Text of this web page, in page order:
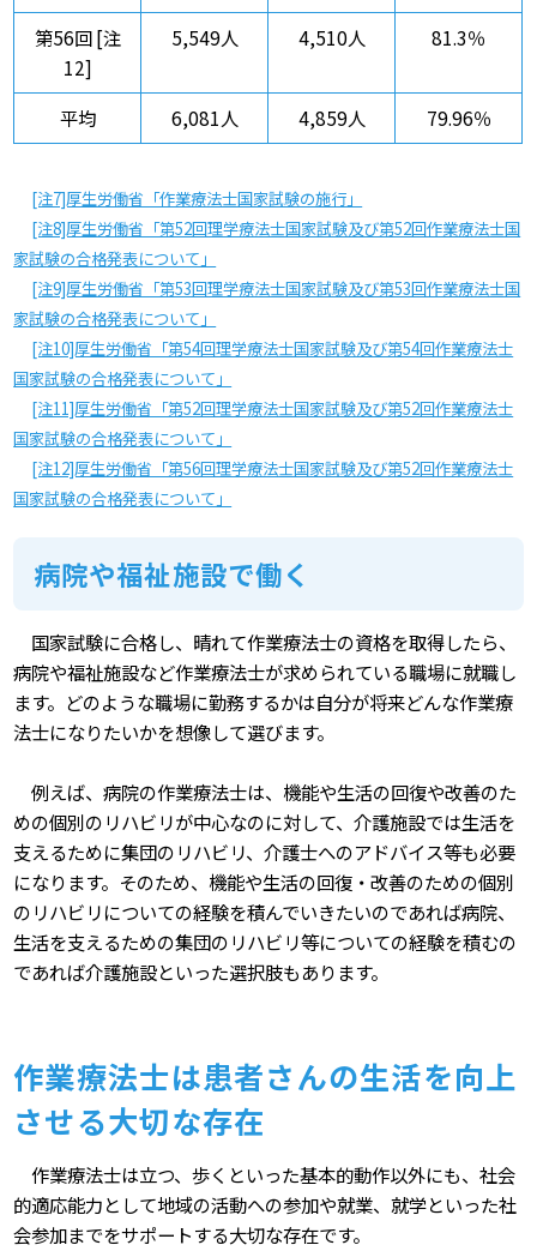
第56回 [注
12]
5,549人 4,510人 81.3％
平均 6,081人 4,859人 79.96％
[注7]厚生労働省「作業療法士国家試験の施行」
[注8]厚生労働省「第52回理学療法士国家試験及び第52回作業療法士国
家試験の合格発表について」
[注9]厚生労働省「第53回理学療法士国家試験及び第53回作業療法士国
家試験の合格発表について」
[注10]厚生労働省「第54回理学療法士国家試験及び第54回作業療法士
国家試験の合格発表について」
[注11]厚生労働省「第52回理学療法士国家試験及び第52回作業療法士
国家試験の合格発表について」
[注12]厚生労働省「第56回理学療法士国家試験及び第52回作業療法士
国家試験の合格発表について」
病院や福祉施設で働く
国家試験に合格し、晴れて作業療法士の資格を取得したら、
病院や福祉施設など作業療法士が求められている職場に就職し
ます。どのような職場に勤務するかは自分が将来どんな作業療
法士になりたいかを想像して選びます。
例えば、病院の作業療法士は、機能や生活の回復や改善のた
めの個別のリハビリが中心なのに対して、介護施設では生活を
支えるために集団のリハビリ、介護士へのアドバイス等も必要
になります。そのため、機能や生活の回復・改善のための個別
のリハビリについての経験を積んでいきたいのであれば病院、
生活を支えるための集団のリハビリ等についての経験を積むの
であれば介護施設といった選択肢もあります。
作業療法士は患者さんの生活を向上
させる大切な存在
作業療法士は立つ、歩くといった基本的動作以外にも、社会
的適応能力として地域の活動への参加や就業、就学といった社
会参加までをサポートする大切な存在です。